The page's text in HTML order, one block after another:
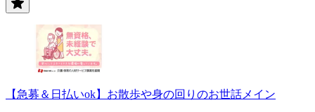
【急募＆日払いok】お散歩や身の回りのお世話メイン